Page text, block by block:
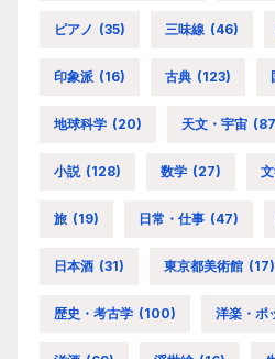
ピアノ (35) 三味線 (46)
印象派 (16) 古典 (123)
地球科学 (20) 天文・宇宙
小説 (128) 数学 (27)
旅 (19) 日常・仕事 (47)
日本酒 (31) 東京都美術館 (17)
歴史・考古学 (100) 洋楽・ポ